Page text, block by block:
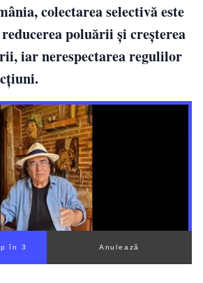
colectarea selectivă este
poluării și creșterea
iar nerespectarea regulilor
în 2 Anulează